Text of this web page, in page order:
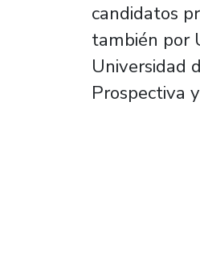
candidatos
también por
Universidad
Prospectiva